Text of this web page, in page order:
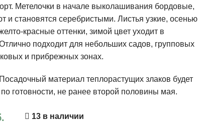
Метелочки в начале выколашивания бордовые,
и становятся серебристыми. Листья узкие, осенью
красные оттенки, зимой цвет уходит в
подходит для небольших садов, групповых
и прибрежных зонах.
материал теплорастущих злаков будет
готовности, не ранее второй половины мая.
13 в наличии